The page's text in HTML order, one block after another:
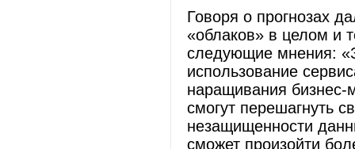
Говоря о прогнозах
«облаков» в целом и
следующие мнения:
использование
наращивания бизнес-
смогут перешагнуть
незащищенности
сможет произойти